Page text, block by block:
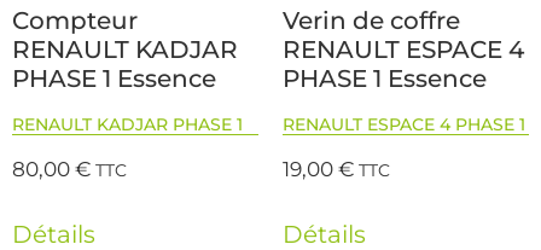
Compteur
RENAULT KADJAR
PHASE 1 Essence
RENAULT KADJAR PHASE 1
80,00€ TTC
Détails
Verin de coffre
RENAULT ESPACE 4
PHASE 1 Essence
RENAULT ESPACE 4 PHASE 1
19,00€ TTC
Détails